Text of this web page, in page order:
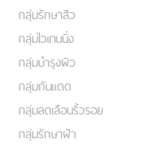
กลุ่มรักษาสิว
กลุ่มไวเทนนิ่ง
กลุ่มบำรุงผิว
กลุ่มกันแดด
กลุ่มลดเลือนริ้วรอย
กลุ่มรักษาฝ้า